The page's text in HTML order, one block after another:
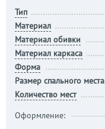
Тип
Материал
Материал обивки
Материал каркаса
Форма
Размер спального места
Количество мест
Оформление: